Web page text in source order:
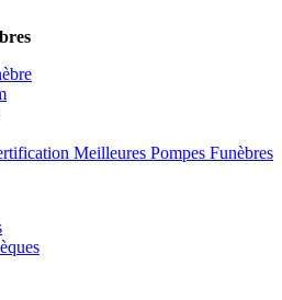
Meilleures Pompes Funèbres